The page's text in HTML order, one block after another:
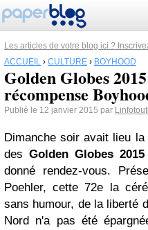
Les articles de votre blog ici ?
ACCUEIL › CULTURE › BOYHOOD
Golden Globes
récompense
Publié le 12 janvier 2015 par
Dimanche soir avait lieu
des Golden Globes 2015
donné rendez-vous.
Poehler, cette 72e la
sans humour, de la liberté
Nord n'a pas été